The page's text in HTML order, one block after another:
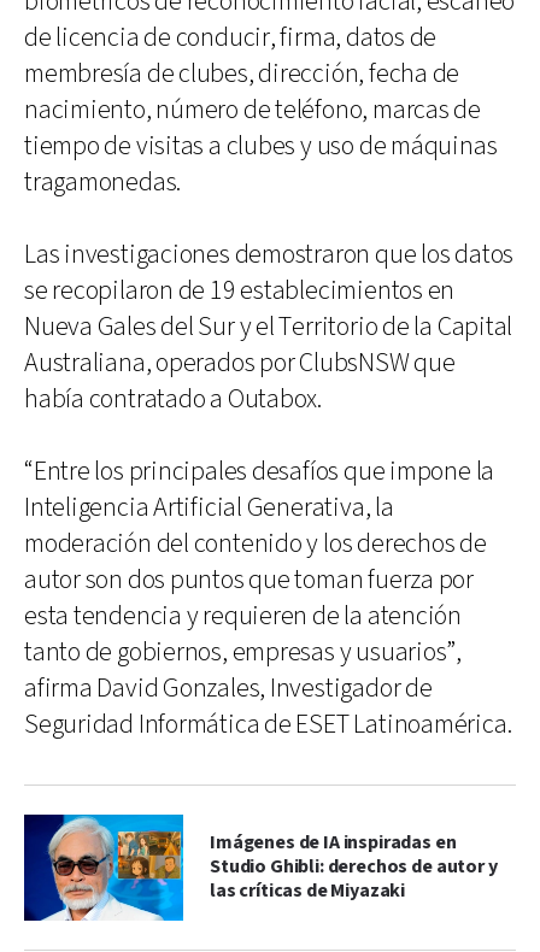
de licencia de conducir, firma, datos de
membresía de clubes, dirección, fecha de
nacimiento, número de teléfono, marcas de
tiempo de visitas a clubes y uso de máquinas
tragamonedas.
Las investigaciones demostraron que los datos
se recopilaron de 19 establecimientos en
Nueva Gales del Sur y el Territorio de la Capital
Australiana, operados por ClubsNSW que
había contratado a Outabox.
“Entre los principales desafíos que impone la
Inteligencia Artificial Generativa, la
moderación del contenido y los derechos de
autor son dos puntos que toman fuerza por
esta tendencia y requieren de la atención
tanto de gobiernos, empresas y usuarios”,
afirma David Gonzales, Investigador de
Seguridad Informática de ESET Latinoamérica.
Imágenes de IA inspiradas en
Studio Ghibli: derechos de autor y
las críticas de Miyazaki